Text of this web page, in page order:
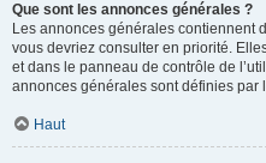
Que sont les annonces générales ?
Les annonces générales contiennent
vous devriez consulter en priorité.
et dans le panneau de contrôle de
annonces générales sont définies par
Haut